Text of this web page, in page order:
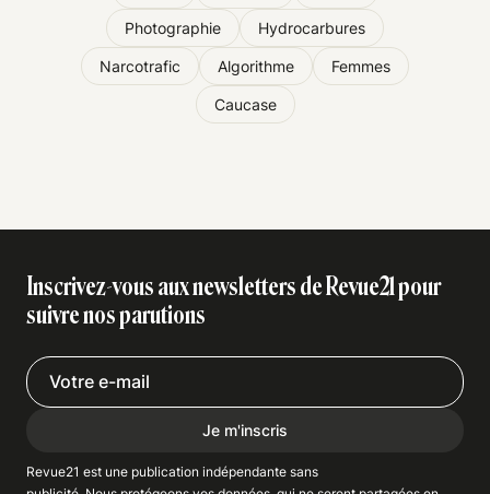
Photographie Hydrocarbures
Narcotrafic Algorithme Femmes
Caucase
Inscrivez-vous aux newsletters de Revue21 pour
suivre nos parutions
Je m'inscris
Revue21 est une publication indépendante sans